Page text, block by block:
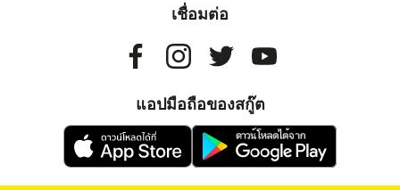
เชื่อมต่อ
แอปมือถือของสกู๊ต